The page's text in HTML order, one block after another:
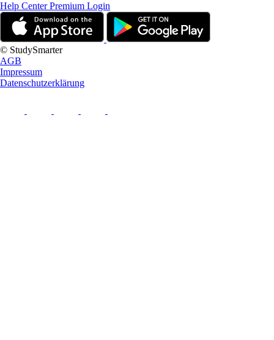
Help CenterPremium Login
© StudySmarter
AGB
Impressum
Datenschutzerklärung